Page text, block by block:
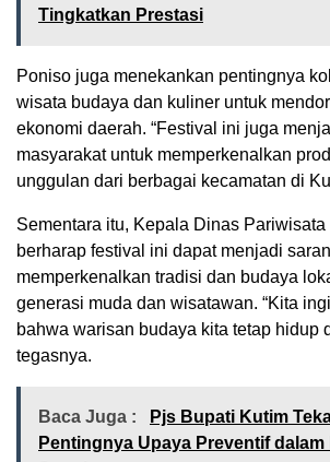
Tingkatkan Prestasi
Poniso juga menekankan pentingnya
wisata budaya dan kuliner untuk
ekonomi daerah. “Festival ini juga
masyarakat untuk memperkenalkan
unggulan dari berbagai kecamatan di
Sementara itu, Kepala Dinas
berharap festival ini dapat menjadi
memperkenalkan tradisi dan budaya
generasi muda dan wisatawan. “Kita
bahwa warisan budaya kita tetap hidup
tegasnya.
Baca Juga :
Pjs Bupati Kutim
Pentingnya Upaya Preventif dalam